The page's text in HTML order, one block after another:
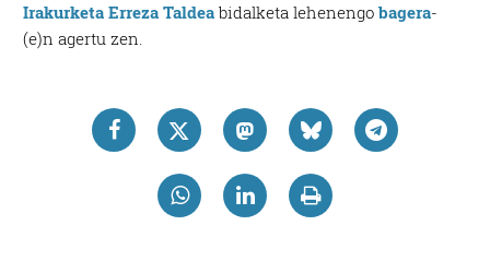
Irakurketa Erreza Taldea bidalketa lehenengobagera-
(e)n agertu zen.